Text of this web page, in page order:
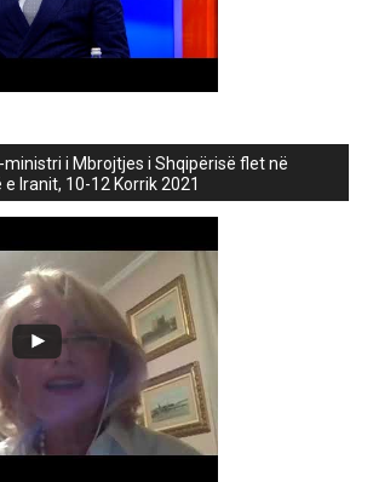
ministri i Mbrojtjes i Shqipërisë flet në
Iranit, 10-12 Korrik 2021